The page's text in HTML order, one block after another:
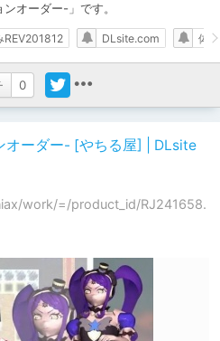
オーダー-」です。
0
REV201812 DLsite.com 体
オーダー- [やちる屋] | DLsite
work/=/product_id/RJ241658.